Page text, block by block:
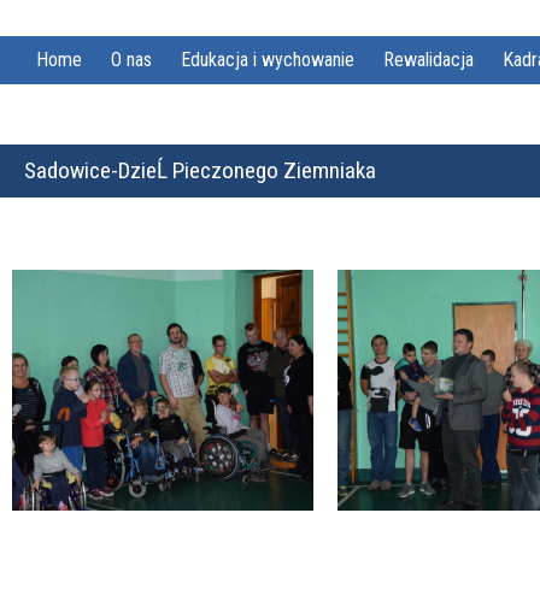
Home O nas Edukacja i wychowanie Rewalidacja
Sadowice-DzieĹ Pieczonego Ziemniaka